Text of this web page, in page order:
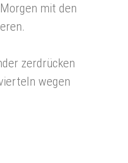
mit den
zerdrücken
wegen